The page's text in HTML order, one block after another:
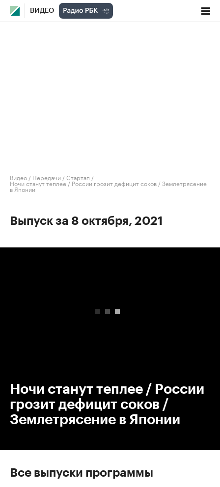
ВИДЕО
Видео / Передачи /Стартап /
Ночи станут теплее / России грозит дефицит соков / Землетрясение
в Японии
Выпуск за 8 октября, 2021
Ночи станут теплее / России
грозит дефицит соков /
Землетрясение в Японии
Все выпуски программы